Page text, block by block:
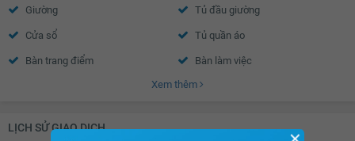
Giường Tủ đầu giường
Cửa sổ Tủ quần áo
Bàn trang điểm Bàn làm việc
Bếp từ âm
Bồn rửa bát đôi
Xem thêm
LỊCH SỬ GIAO DỊCH